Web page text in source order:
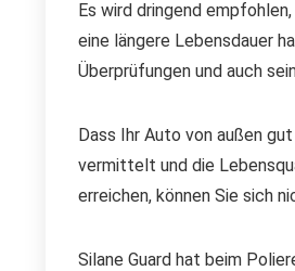
Es wird dringend
eine längere Lebensdauer
Überprüfungen und auch
Dass Ihr Auto von außen
vermittelt und die
erreichen, können Sie sich
Silane Guard hat beim